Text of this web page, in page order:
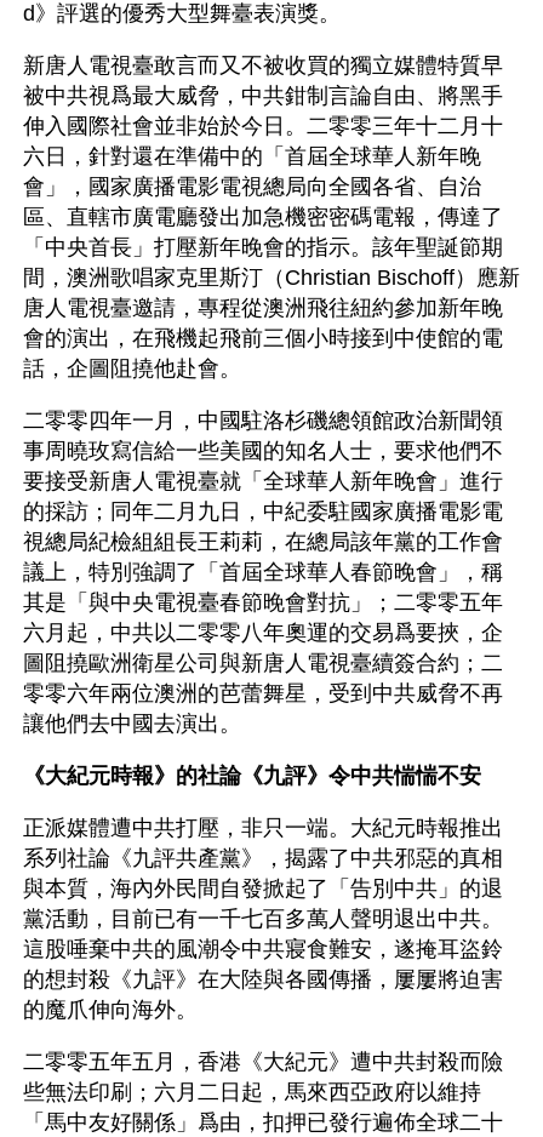
d》評選的優秀大型舞臺表演獎。
新唐人電視臺敢言而又不被收買的獨立媒體特質早
被中共視爲最大威脅，中共鉗制言論自由、將黑手
伸入國際社會並非始於今日。二零零三年十二月十
六日，針對還在準備中的「首屆全球華人新年晚
會」，國家廣播電影電視總局向全國各省、自治
區、直轄市廣電廳發出加急機密密碼電報，傳達了
「中央首長」打壓新年晚會的指示。該年聖誕節期
間，澳洲歌唱家克里斯汀（Christian Bischoff）應新
唐人電視臺邀請，專程從澳洲飛往紐約參加新年晚
會的演出，在飛機起飛前三個小時接到中使館的電
話，企圖阻撓他赴會。
二零零四年一月，中國駐洛杉磯總領館政治新聞領
事周曉玫寫信給一些美國的知名人士，要求他們不
要接受新唐人電視臺就「全球華人新年晚會」進行
的採訪；同年二月九日，中紀委駐國家廣播電影電
視總局紀檢組組長王莉莉，在總局該年黨的工作會
議上，特別強調了「首屆全球華人春節晚會」，稱
其是「與中央電視臺春節晚會對抗」；二零零五年
六月起，中共以二零零八年奧運的交易爲要挾，企
圖阻撓歐洲衛星公司與新唐人電視臺續簽合約；二
零零六年兩位澳洲的芭蕾舞星，受到中共威脅不再
讓他們去中國去演出。
《大紀元時報》的社論《九評》令中共惴惴不安
正派媒體遭中共打壓，非只一端。大紀元時報推出
系列社論《九評共產黨》，揭露了中共邪惡的真相
與本質，海內外民間自發掀起了「告別中共」的退
黨活動，目前已有一千七百多萬人聲明退出中共。
這股唾棄中共的風潮令中共寢食難安，遂掩耳盜鈴
的想封殺《九評》在大陸與各國傳播，屢屢將迫害
的魔爪伸向海外。
二零零五年五月，香港《大紀元》遭中共封殺而險
些無法印刷；六月二日起，馬來西亞政府以維持
「馬中友好關係」爲由，扣押已發行遍佈全球二十